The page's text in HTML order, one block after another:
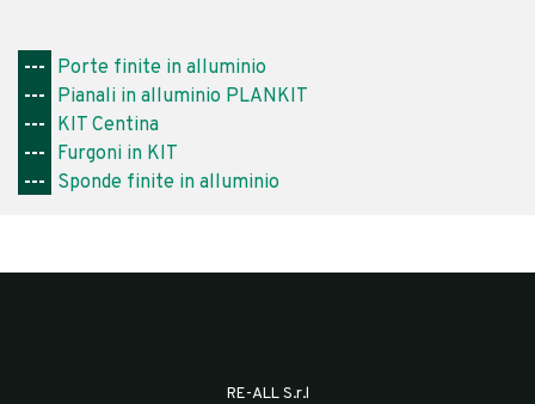
--- Porte finite in alluminio
--- Pianali in alluminio PLANKIT
--- KIT Centina
--- Furgoni in KIT
--- Sponde finite in alluminio
RE-ALL S.r.l